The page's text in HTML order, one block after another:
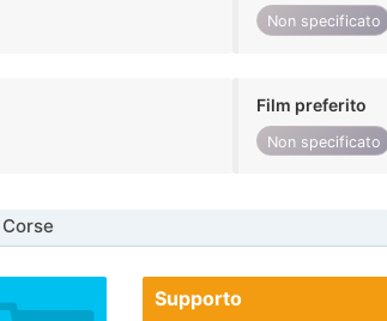
Non specificato
Film preferito
Non specificato
Supporto